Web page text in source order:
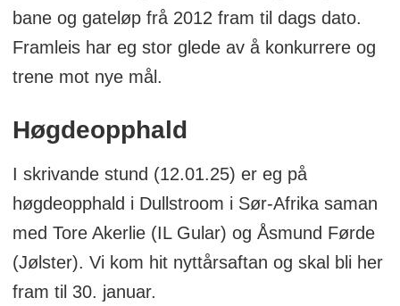
Merittar:10 individuelle NM-gull: 1 på
1500, 2 på 3000, 2 på 5000, 2 på
halvmaraton, 2 i terrengløp kort løype og 1
bronse nordisk terrengløp (2016), 14.
plass EM 10 000 EM (2014), 15. plass EM
innandørs 3000 (2017), 3 sigrar i Oslo
Maraton (2016, 2018 og 2022), 5 sigrar i
Holmenkollstafetten med Gular (2013,
2017, 2018, 2019 og 2022), 1 siger i
bane og gateløp frå 2012 fram til dags dato.
Framleis har eg stor glede av å konkurrere og
trene mot nye mål.
Høgdeopphald
I skrivande stund (12.01.25) er eg på
høgdeopphald i Dullstroom i Sør-Afrika saman
med Tore Akerlie (IL Gular) og Åsmund Førde
(Jølster). Vi kom hit nyttårsaftan og skal bli her
fram til 30. januar.